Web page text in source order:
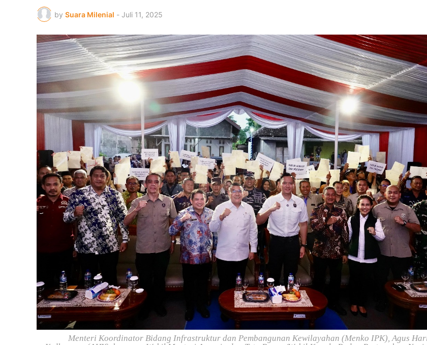
by Suara Milenial - Juli 11, 2025
Menteri Koordinator Bidang Infrastruktur dan Pembangunan Kewilayahan (Menko IPK),Agus